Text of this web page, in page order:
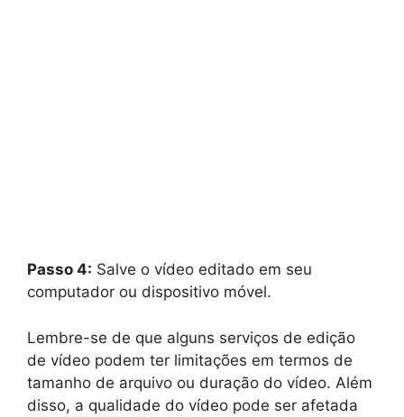
Passo 4: Salve o vídeo editado em seu
computador ou dispositivo móvel.
Lembre-se de que alguns serviços de edição
de vídeo podem ter limitações em termos de
tamanho de arquivo ou duração do vídeo. Além
disso, a qualidade do vídeo pode ser afetada